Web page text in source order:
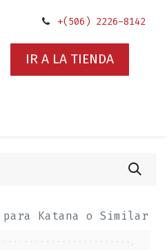
+(506) 2226-8142
IR A LA TIENDA
Katana o Similar